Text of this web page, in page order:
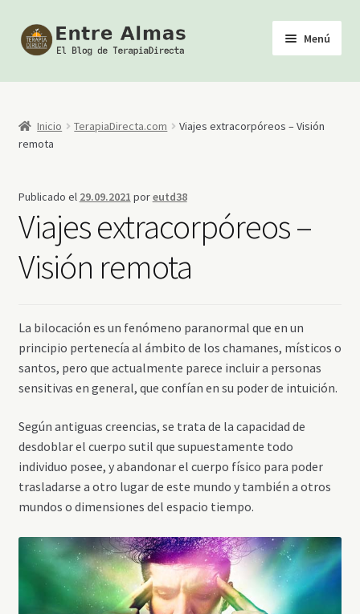
Ir
a
Ir
al
Menú
Inicio
TerapiaDirecta
Tienda
Inicio TerapiaDirecta.com
Viajes extracorpóreos – Visión
remota
Publicado el 29.09.2021 poreutd38
Viajes extracorpóreos –
Visión remota
La bilocación es un fenómeno paranormal que en un
principio pertenecía al ámbito de los chamanes, místicos o
santos, pero que actualmente parece incluir a personas
sensitivas en general, que confían en su poder de intuición.
Según antiguas creencias, se trata de la capacidad de
desdoblar el cuerpo sutil que supuestamente todo
individuo posee, y abandonar el cuerpo físico para poder
trasladarse a otro lugar de este mundo y también a otros
mundos o dimensiones del espacio tiempo.